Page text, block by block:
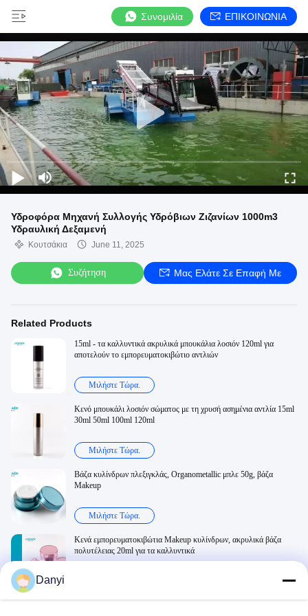
Συνομιλία ΕΠΙΚΟΙΝΩΝΙΑ
Υδροφόρα Μηχανή Συλλογής Υδρόβιων Ζιζανίων 1000m3
Υδραυλική Δεξαμενή
Κουτσάκια June 11, 2025
Συζήτηση Μας Ελάτε Σε Επαφή Με
Related Products
15ml - τα καλλυντικά ακρυλικά μπουκάλια λοσιόν 120ml για
αποτελούν το εμπορευματοκιβώτιο αντλιών
Μιλήστε Τώρα.
Κενό μπουκάλι λοσιόν σώματος με τη χρυσή ασημένια αντλία 15ml
30ml 50ml 100ml 120ml
Μιλήστε Τώρα.
Βάζα κυλίνδρων πλεξιγκλάς, Organometallic μπλε 50g, βάζα
Makeup
Μιλήστε Τώρα.
Κενά εμπορευματοκιβώτια Makeup κυλίνδρων, ακρυλικά βάζα
πολυτέλειας 20ml για τα καλλυντικά
Danyi